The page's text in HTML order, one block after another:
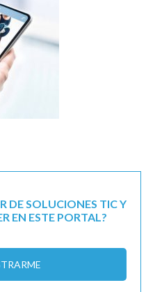
DE SOLUCIONES TIC Y
EN ESTE PORTAL?